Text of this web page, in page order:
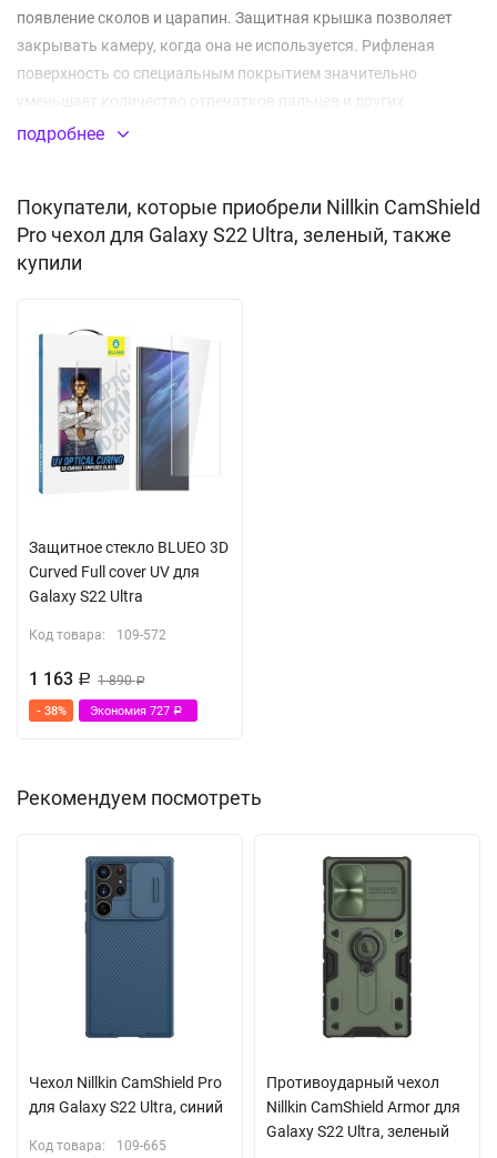
появление сколов и царапин. Защитная крышка позволяет
закрывать камеру, когда она не используется. Рифленая
поверхность со специальным покрытием значительно
уменьшает количество отпечатков пальцев и других
загрязнений.
Специальное покрытие, не оставляет отпечатков
Материал:
подробнее
Покупатели, которые приобрели Nillkin CamShield
Pro чехол для Galaxy S22 Ultra, зеленый, также
купили
Защитное стекло BLUEO 3D
Curved Full cover UV для
Galaxy S22 Ultra
Код товара: 109-572
1 163 Р 1 890Р
- 38% Экономия 727 Р
Рекомендуем посмотреть
Чехол Nillkin CamShield Pro
для Galaxy S22 Ultra, синий
Код товара: 109-665
Противоударный чехол
Nillkin CamShield Armor для
Galaxy S22 Ultra, зеленый